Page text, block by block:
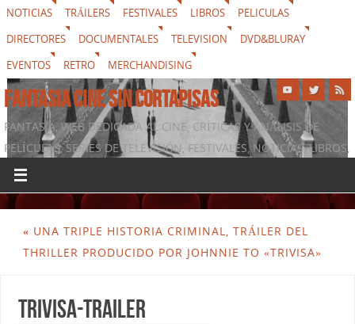
NOTICIAS TRÁILERS FESTIVALES LIBROS
PELICULAS
DIRECTORES
DOCUMENTALES TELEVISION
DVD&BLURAY
EVENTOS
RETRO MERCHANDISING
FANTASIA CINE SIN CORTAPISAS
FANTASIA, WEB DEDICADA AL CINE, CRÍTICAS Y ANÁLISIS DE
PELÍCULAS, SERIES DE TELEVISIÓN, FESTIVALES, NOTICIAS, LIBROS,
DVD & BLURAY, MERCHANDISING Y TODO LO QUE RODEA AL
SÉPTIMO ARTE
« UNA TRIPLE HISTORIA CRIMINAL, TRÁILER DEL
THRILLER PRODUCIDO POR JOHNNIE TO «TRIVISA»
Trivisa-trailer